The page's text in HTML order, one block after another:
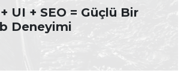
UI + SEO = Güçlü Bir
Deneyimi
Deneyimi)